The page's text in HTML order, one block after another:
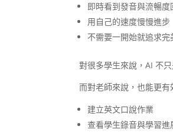
即時看到發音與流暢度
用自己的速度慢慢進步
不需要一開始就追求完
對很多學生來說，AI 不
而對老師來說，也能更有
建立英文口說作業
查看學生錄音與學習進